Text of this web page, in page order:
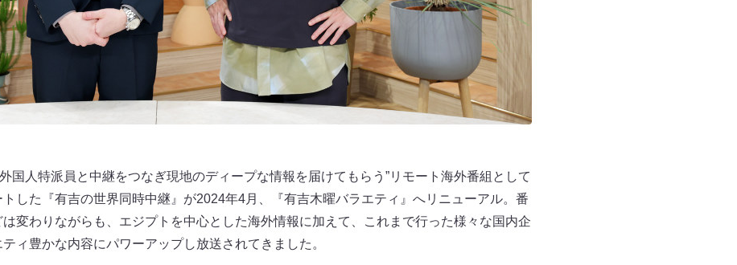
国人特派員と中継をつなぎ現地のディープな情報を届けてもらう”リモート海外番組として
した『有吉の世界同時中継』が2024年4月、『有吉木曜バラエティ』へリニューアル。番
変わりながらも、エジプトを中心とした海外情報に加えて、これまで行った様々な国内企
ィ豊かな内容にパワーアップし放送されてきました。